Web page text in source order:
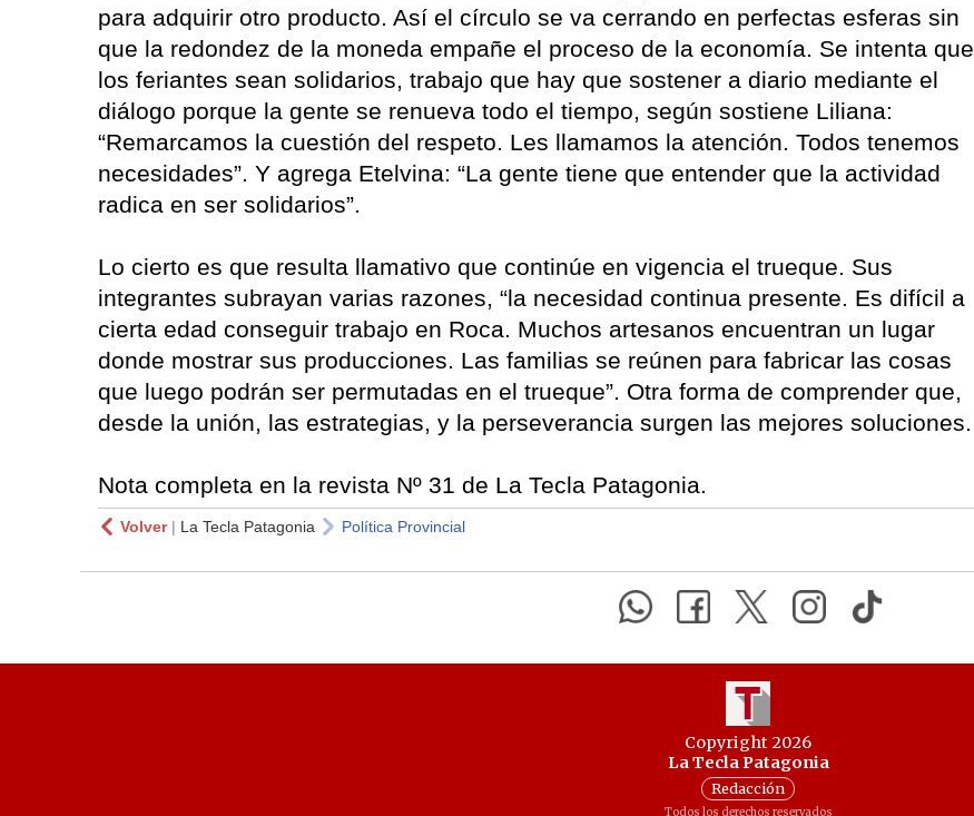
para adquirir otro producto. Así el círculo se va cerrando en perfectas esferas sin
que la redondez de la moneda empañe el proceso de la economía. Se intenta que
los feriantes sean solidarios, trabajo que hay que sostener a diario mediante el
diálogo porque la gente se renueva todo el tiempo, según sostiene Liliana:
“Remarcamos la cuestión del respeto. Les llamamos la atención. Todos tenemos
necesidades”. Y agrega Etelvina: “La gente tiene que entender que la actividad
radica en ser solidarios”.
Lo cierto es que resulta llamativo que continúe en vigencia el trueque. Sus
integrantes subrayan varias razones, “la necesidad continua presente. Es difícil a
cierta edad conseguir trabajo en Roca. Muchos artesanos encuentran un lugar
donde mostrar sus producciones. Las familias se reúnen para fabricar las cosas
que luego podrán ser permutadas en el trueque”. Otra forma de comprender que,
desde la unión, las estrategias, y la perseverancia surgen las mejores soluciones.
Nota completa en la revista Nº 31 de La Tecla Patagonia.
Volver| La Tecla Patagonia Política Provincial
Copyright 2026
La Tecla Patagonia
Redacción
Todos los derechos reservados